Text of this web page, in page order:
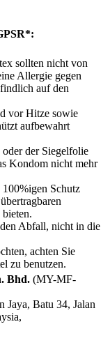
sollten nicht von
Allergie gegen
auf den
vor Hitze sowie
aufbewahrt
der Siegelfolie
Kondom nicht mehr
Schutz
Abfall, nicht in die
achten Sie
zu benutzen.
Bhd. (MY-MF-
Jaya, Batu 34, Jalan